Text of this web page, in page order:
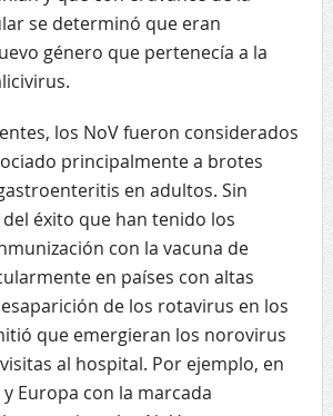
se determinó que eran
género que pertenecía a la
los NoV fueron considerados
principalmente a brotes
en adultos. Sin
éxito que han tenido los
con la vacuna de
en países con altas
de los rotavirus en los
que emergieran los norovirus
al hospital. Por ejemplo, en
y Europa con la marcada